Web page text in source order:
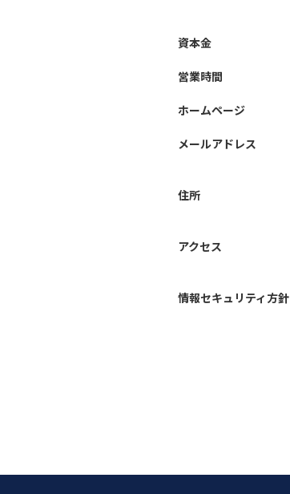
資本金
営業時間
ホームページ
メールアドレス
住所
アクセス
情報セキュリティ方針